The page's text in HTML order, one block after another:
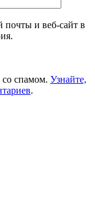
почты и веб-сайт в
со спамом. Узнайте,
.